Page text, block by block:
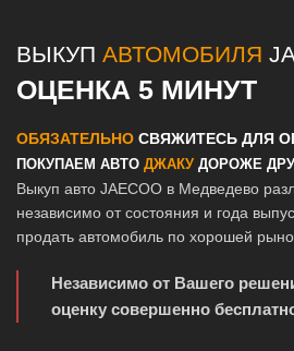
ВЫКУП АВТОМОБИЛЯ
ОЦЕНКА 5 МИНУТ
ОБЯЗАТЕЛЬНО СВЯЖИТЕСЬ ДЛЯ
ПОКУПАЕМ АВТО ДЖАКУ ДОРОЖЕ
Выкуп авто JAECOO в Медведево
независимо от состояния и года
продать автомобиль по хорошей
Независимо от Вашего
оценку совершенно